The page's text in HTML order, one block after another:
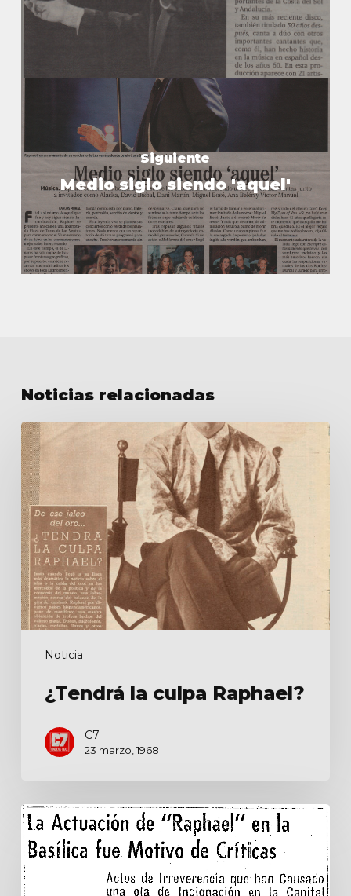
Siguiente
Medio siglo siendo 'aquel'
Noticias relacionadas
Noticia
¿Tendrá
la
culpa
Raphael?
¿Tendrá la culpa Raphael?
C7
23 marzo, 1968
La
actuación
de
«Raphael»
en